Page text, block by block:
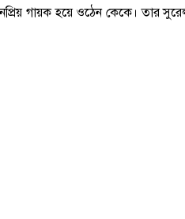
গায়ক হয়ে ওঠেন কেকে। তার